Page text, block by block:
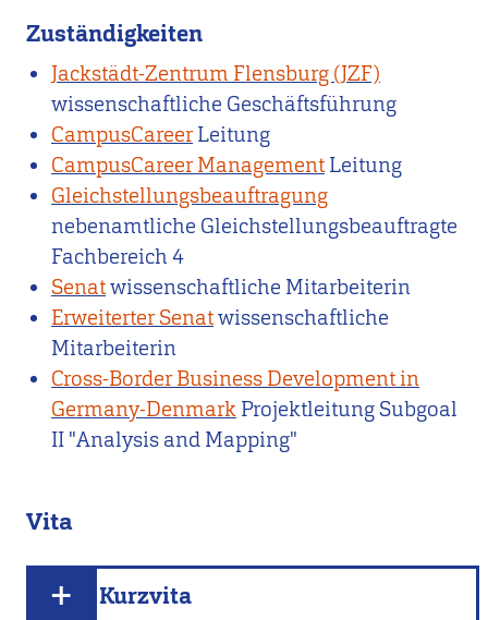
Zuständigkeiten
Jackstädt-Zentrum Flensburg (JZF)
wissenschaftliche Geschäftsführung
CampusCareerLeitung
CampusCareer ManagementLeitung
Gleichstellungsbeauftragung
nebenamtliche Gleichstellungsbeauftragte
Fachbereich 4
Senatwissenschaftliche Mitarbeiterin
Erweiterter Senatwissenschaftliche
Mitarbeiterin
Cross-Border Business Development in
Germany-Denmark Projektleitung Subgoal
II "Analysis and Mapping"
Vita
Kurzvita